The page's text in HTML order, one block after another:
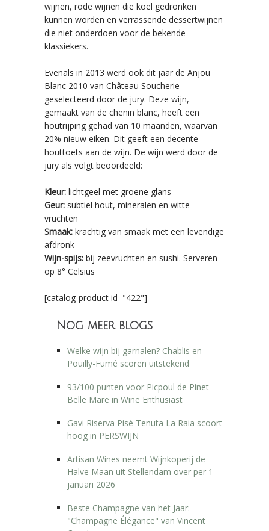
wijnen, rode wijnen die koel gedronken
kunnen worden en verrassende dessertwijnen
die niet onderdoen voor de bekende
klassiekers.
Evenals in 2013 werd ook dit jaar de Anjou
Blanc 2010 van Château Soucherie
geselecteerd door de jury. Deze wijn,
gemaakt van de chenin blanc, heeft een
houtrijping gehad van 10 maanden, waarvan
20% nieuw eiken. Dit geeft een decente
houttoets aan de wijn. De wijn werd door de
jury als volgt beoordeeld:
Kleur: lichtgeel met groene glans
Geur: subtiel hout, mineralen en witte
vruchten
Smaak: krachtig van smaak met een levendige
afdronk
Wijn-spijs: bij zeevruchten en sushi. Serveren
op 8° Celsius
[catalog-product id="422"]
Nog meer blogs
Welke wijn bij garnalen? Chablis en
Pouilly-Fumé scoren uitstekend
93/100 punten voor Picpoul de Pinet
Belle Mare in Wine Enthusiast
Gavi Riserva Pisé Tenuta La Raia scoort
hoog in PERSWIJN
Artisan Wines neemt Wijnkoperij de
Halve Maan uit Stellendam over per 1
januari 2026
Beste Champagne van het Jaar:
"Champagne Élégance" van Vincent